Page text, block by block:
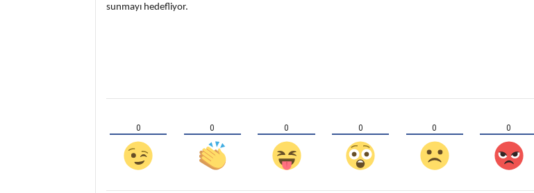
sunmayı hedefliyor.
0 0 0 0 0 0